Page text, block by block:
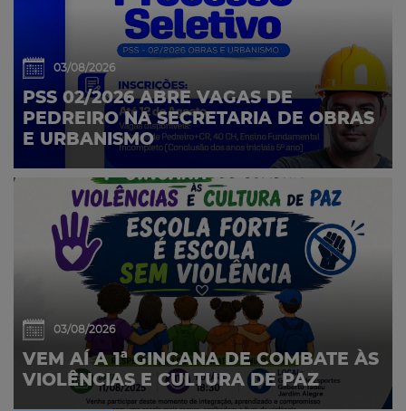
03/08/2026
PSS 02/2026 ABRE VAGAS DE
PEDREIRO NA SECRETARIA DE OBRAS
E URBANISMO
03/08/2026
VEM AÍ A 1ª GINCANA DE COMBATE ÀS
VIOLÊNCIAS E CULTURA DE PAZ